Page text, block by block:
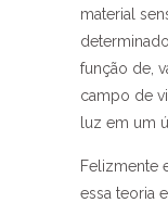
material
função de,
campo de
luz em um
Felizmente
essa teoria